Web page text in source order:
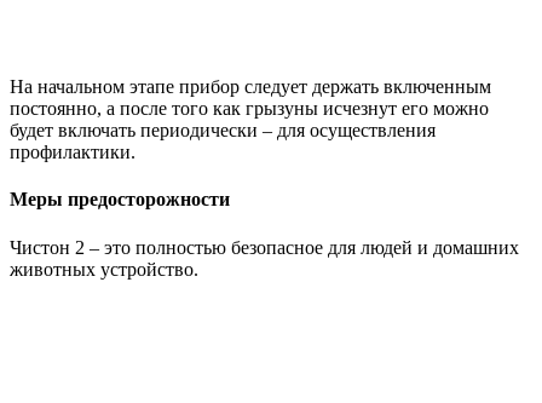
На начальном этапе прибор следует держать включенным
постоянно, а после того как грызуны исчезнут его можно
будет включать периодически – для осуществления
профилактики.
Меры предосторожности
Чистон 2 – это полностью безопасное для людей и домашних
животных устройство.